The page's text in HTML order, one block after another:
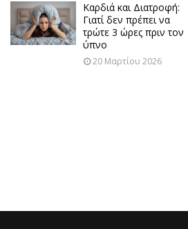
Καρδιά και Διατροφή:
Γιατί δεν πρέπει να
τρώτε 3 ώρες πριν τον
ύπνο
20 Μαρτίου 2026